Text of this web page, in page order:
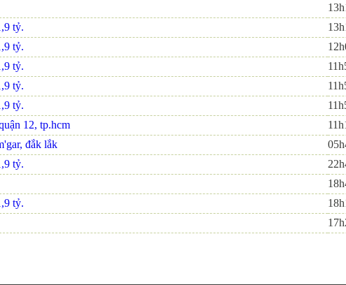
tỷ.
tỷ.
tỷ.
tỷ.
tỷ.
12, tp.hcm
đắk lắk
tỷ.
tỷ.